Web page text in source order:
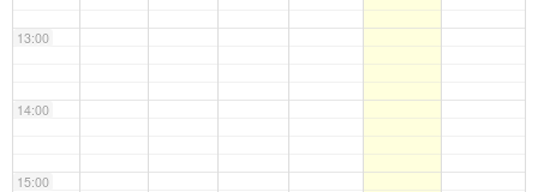
13:00
14:00
15:00